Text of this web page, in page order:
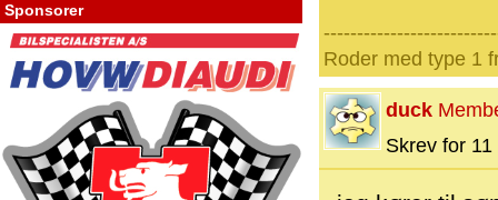
Sponsorer
Roder med type 1
duck
Skrev for